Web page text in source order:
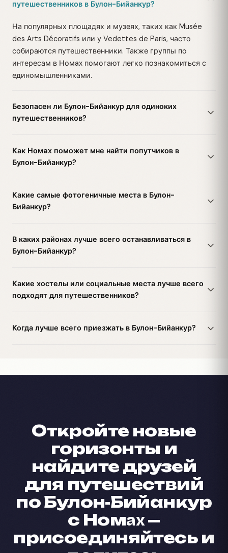
путешественников в Булон-Бийанкур?
На популярных площадях и музеях, таких как Musée
des Arts Décoratifs или у Vedettes de Paris, часто
собираются путешественники. Также группы по
интересам в Номax помогают легко познакомиться с
единомышленниками.
Безопасен ли Булон-Бийанкур для одиноких
путешественников?
Как Номax поможет мне найти попутчиков в
Булон-Бийанкур?
Какие самые фотогеничные места в Булон-
Бийанкур?
В каких районах лучше всего останавливаться в
Булон-Бийанкур?
Какие хостелы или социальные места лучше всего
подходят для путешественников?
Когда лучше всего приезжать в Булон-Бийанкур?
Откройте новые
горизонты и
найдите друзей
для путешествий
по Булон-Бийанкур
с Номax —
присоединяйтесь и